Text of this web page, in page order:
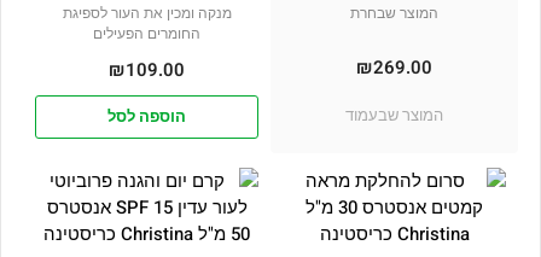
המוצר שבחרת
₪269.00
המוצר שבעמוד
מנקה ומכין את העור לספיגת
החומרים הפעילים
₪109.00
הוספה לסל